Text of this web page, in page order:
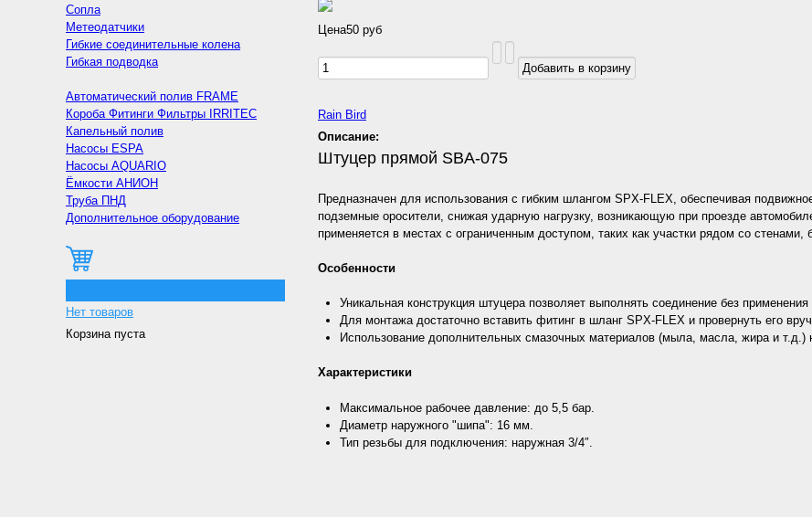
Сопла
Метеодатчики
Гибкие соединительные колена
Гибкая подводка
Автоматический полив FRAME
Короба Фитинги Фильтры IRRITEC
Капельный полив
Насосы ESPA
Насосы AQUARIO
Ёмкости АНИОН
Труба ПНД
Дополнительное оборудование
Нет товаров
Корзина пуста
Цена50 руб
Rain Bird
Описание:
Штуцер прямой SBA-075
Предназначен для использования с гибким шлангом SPX-FLEX, обеспечивая
подземные оросители, снижая ударную нагрузку, возникающую при проезде
применяется в местах с ограниченным доступом, таких как участки рядом со
Особенности
Уникальная конструкция штуцера позволяет выполнять соединение без
Для монтажа достаточно вставить фитинг в шланг SPX-FLEX и провернуть его
Использование дополнительных смазочных материалов (мыла, масла, жира и т.д.)
Характеристики
Максимальное рабочее давление: до 5,5 бар.
Диаметр наружного "шипа": 16 мм.
Тип резьбы для подключения: наружная 3/4″.